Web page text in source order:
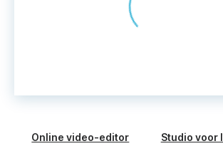
Online video-editor
Studio voor